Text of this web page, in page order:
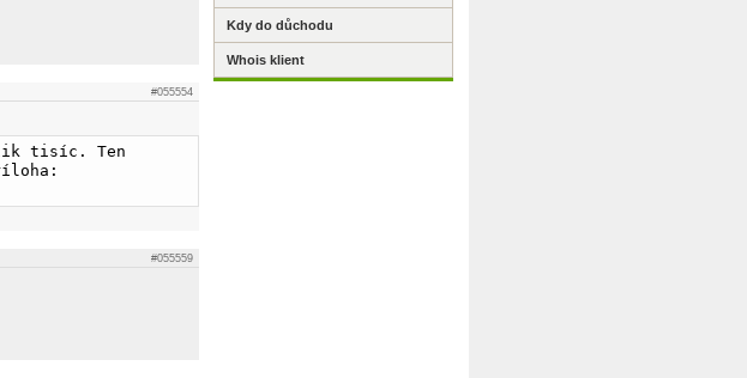
#055554
tisíc. Ten
#055559
Kdy do důchodu
Whois klient